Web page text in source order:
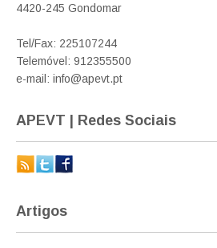
4420-245 Gondomar
Tel/Fax: 225107244
Telemóvel: 912355500
e-mail: info@apevt.pt
APEVT | Redes Sociais
Artigos